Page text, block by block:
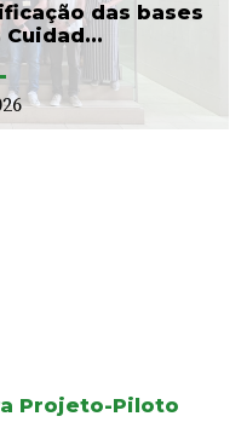
das bases
Projeto-Piloto